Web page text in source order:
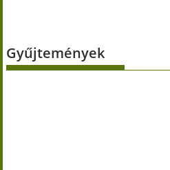
Gyűjtemények